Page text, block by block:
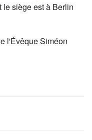
le siège est à Berlin
l'Évêque Siméon